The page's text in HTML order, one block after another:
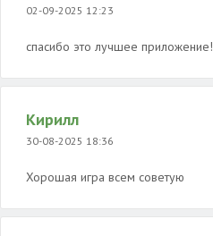
02-09-2025 12:23
спасибо это лучшее приложение!
Кирилл
30-08-2025 18:36
Хорошая игра всем советую